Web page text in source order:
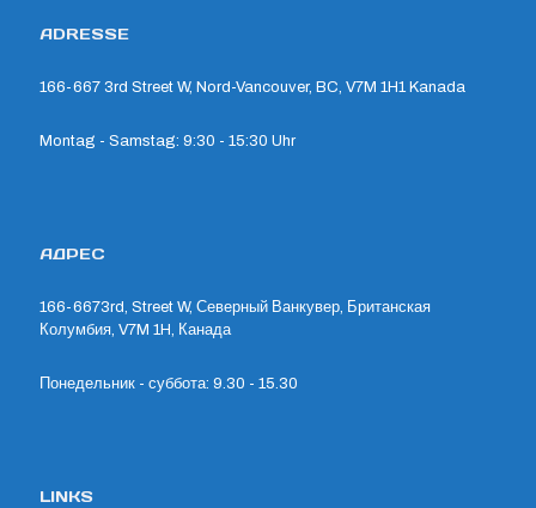
ADRESSE
166-667 3rd Street W, Nord-Vancouver, BC, V7M 1H1 Kanada
Montag - Samstag: 9:30 - 15:30 Uhr
АДРЕС
166-6673rd, Street W, Северный Ванкувер, Британская
Колумбия, V7M 1H, Канада
Понедельник - суббота: 9.30 - 15.30
LINKS